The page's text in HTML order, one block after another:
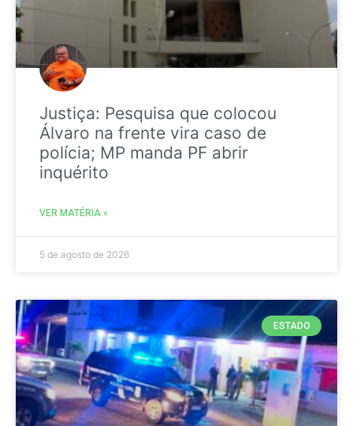
Justiça: Pesquisa que colocou
Álvaro na frente vira caso de
polícia; MP manda PF abrir
inquérito
VER MATÉRIA »
5 de agosto de 2026
ESTADO